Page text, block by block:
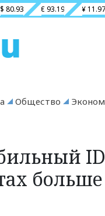
$ 80.93 € 93.19 ¥ 11.97
Общество